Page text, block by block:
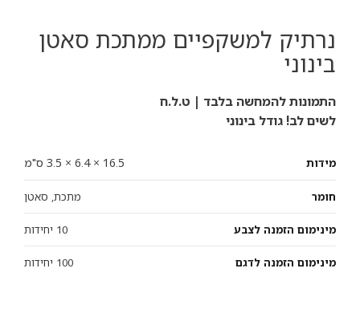
נרתיק למשקפיים ממתכת סאטן
בינוני
התמונות להמחשה בלבד | ט.ל.ח
לשים לב! גודל בינוני
מידות 16.5 × 6.4 × 3.5 ס"מ
חומר מתכת, סאטן
מינימום הזמנה לצבע 10 יחידות
מינימום הזמנה לדגם 100 יחידות